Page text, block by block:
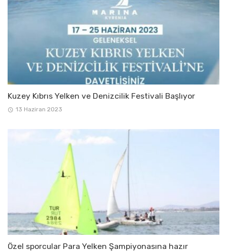
Kuzey Kıbrıs Yelken ve Denizcilik Festivali Başlıyor
13 Haziran 2023
Özel sporcular Para Yelken Şampiyonasına hazır